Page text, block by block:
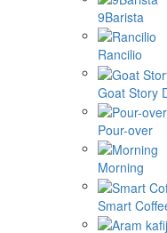
9Barista
Rancilio
Goat Story
Pour-over
Morning
Smart